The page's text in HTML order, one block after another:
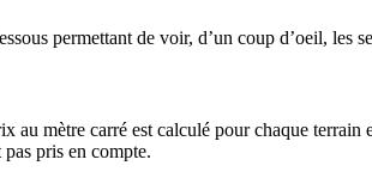
permettant de voir, d’un coup d’oeil, les
au mètre carré est calculé pour chaque
pris en compte.